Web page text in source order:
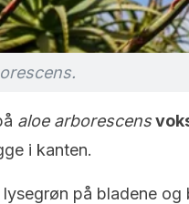
aloe arborescens
i kanten.
lysegrøn på bladene